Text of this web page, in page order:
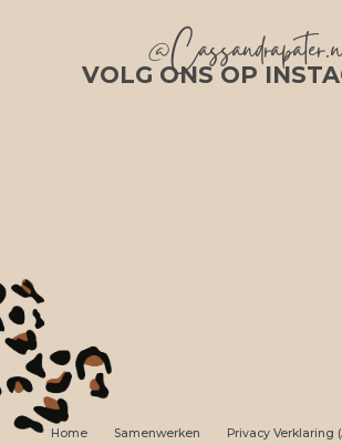
VOLG ONS OP
Home Samenwerken Privacy Verklaring